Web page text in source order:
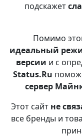
подскажет
Помимо
идеальный
версии и с
Status.Ru
сервер
Этот сайт не
все бренды и